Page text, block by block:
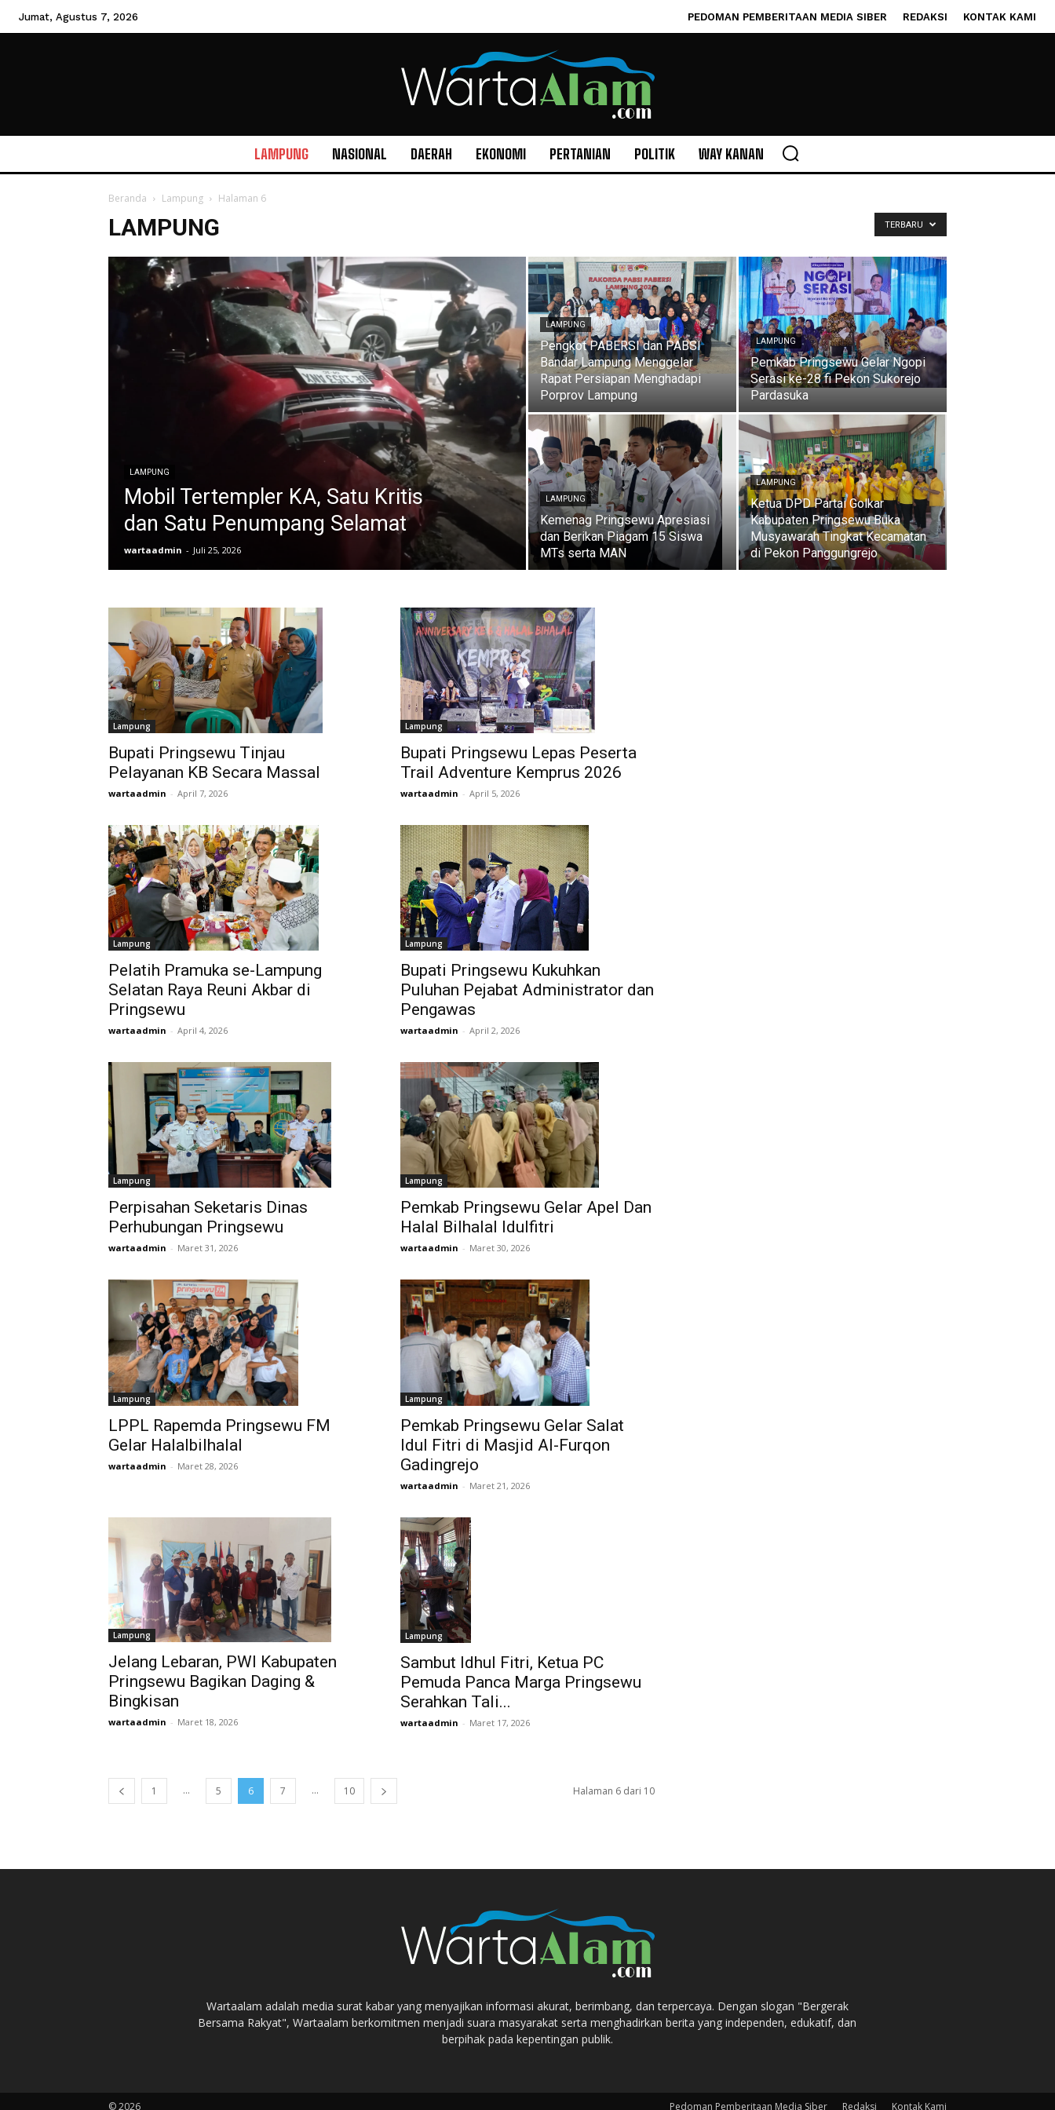
Jumat, Agustus 7, 2026 PEDOMAN PEMBERITAAN MEDIA SIBER REDAKSI KONTAK KAMI
LAMPUNG NASIONAL DAERAH EKONOMI PERTANIAN POLITIK WAY KANAN
Beranda Lampung Halaman 6
LAMPUNG TERBARU
LAMPUNG
Mobil Tertempler KA, Satu Kritis
dan Satu Penumpang Selamat
wartaadmin - Juli 25, 2026
LAMPUNG
Pengkot PABERSI dan PABSI
Bandar Lampung Menggelar
Rapat Persiapan Menghadapi
Porprov Lampung
LAMPUNG
Pemkab Pringsewu Gelar Ngopi
Serasi ke-28 fi Pekon Sukorejo
Pardasuka
LAMPUNG
Kemenag Pringsewu Apresiasi
dan Berikan Piagam 15 Siswa
MTs serta MAN
LAMPUNG
Ketua DPD Partai Golkar
Kabupaten Pringsewu Buka
Musyawarah Tingkat Kecamatan
di Pekon Panggungrejo
Lampung
Bupati Pringsewu Tinjau
Pelayanan KB Secara Massal
wartaadmin - April 7, 2026
Lampung
Bupati Pringsewu Lepas Peserta
Trail Adventure Kemprus 2026
wartaadmin - April 5, 2026
Lampung
Pelatih Pramuka se-Lampung
Selatan Raya Reuni Akbar di
Pringsewu
wartaadmin - April 4, 2026
Lampung
Bupati Pringsewu Kukuhkan
Puluhan Pejabat Administrator dan
Pengawas
wartaadmin - April 2, 2026
Lampung
Perpisahan Seketaris Dinas
Perhubungan Pringsewu
wartaadmin - Maret 31, 2026
Lampung
Pemkab Pringsewu Gelar Apel Dan
Halal Bilhalal Idulfitri
wartaadmin - Maret 30, 2026
Lampung
LPPL Rapemda Pringsewu FM
Gelar Halalbilhalal
wartaadmin - Maret 28, 2026
Lampung
Pemkab Pringsewu Gelar Salat
Idul Fitri di Masjid Al-Furqon
Gadingrejo
wartaadmin - Maret 21, 2026
Lampung
Jelang Lebaran, PWI Kabupaten
Pringsewu Bagikan Daging &
Bingkisan
wartaadmin - Maret 18, 2026
Lampung
Sambut Idhul Fitri, Ketua PC
Pemuda Panca Marga Pringsewu
Serahkan Tali...
wartaadmin - Maret 17, 2026
1 ... 5 6 7 ... 10 Halaman 6 dari 10
Wartaalam adalah media surat kabar yang menyajikan informasi akurat, berimbang, dan terpercaya. Dengan slogan "Bergerak
Bersama Rakyat", Wartaalam berkomitmen menjadi suara masyarakat serta menghadirkan berita yang independen, edukatif, dan
berpihak pada kepentingan publik.
Pedoman Pemberitaan Media Siber Redaksi Kontak Kami
© 2026